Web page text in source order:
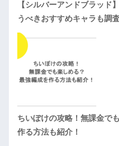
【シルバーアンドブラッド
うべきおすすめキャラも調
ちいぽけの攻略！無課金で
作る方法も紹介！